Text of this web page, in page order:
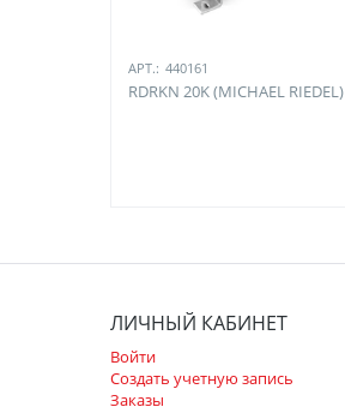
АРТ.: 440161
RDRKN 20K (MICHAEL RIEDEL)
ЛИЧНЫЙ КАБИНЕТ
Войти
Создать учетную запись
Заказы